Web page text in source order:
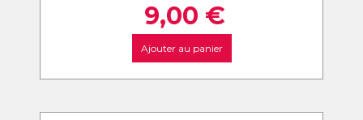
9,00 €
Ajouter au panier